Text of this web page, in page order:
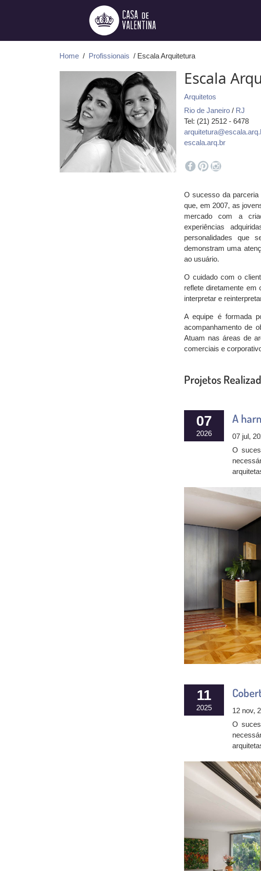
Home / Profissionais / Escala Arquitetura
Escala
Arquitetos
Rio de Janeiro / RJ
Tel: (21) 2512 - 6478
escala.arq.br
O sucesso da parceria
que, em 2007, as
mercado com a
experiências
personalidades que
demonstram uma
ao usuário.
O cuidado com o
reflete diretamente em
interpretar e
A equipe é formada
acompanhamento de
Atuam nas áreas de
comerciais e
Projetos
07
2026
A
07 jul,
O
11
2025 12 nov,
O